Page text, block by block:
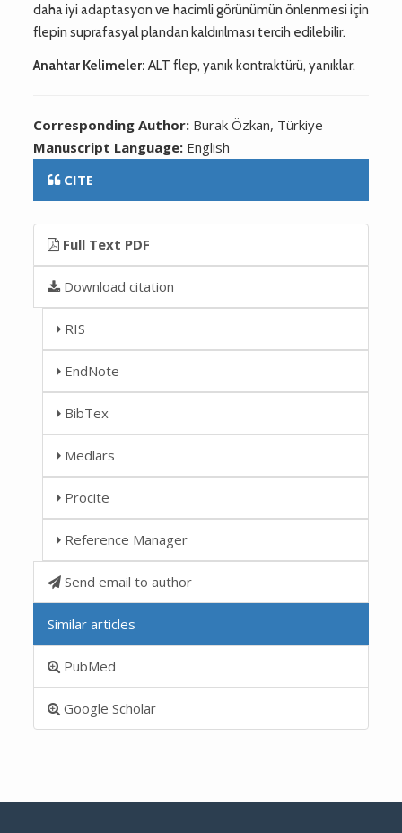
daha iyi adaptasyon ve hacimli görünümün önlenmesi için
flepin suprafasyal plandan kaldırılması tercih edilebilir.
Anahtar Kelimeler: ALT flep, yanık kontraktürü, yanıklar.
Corresponding Author: Burak Özkan, Türkiye
Manuscript Language: English
CITE
Full Text PDF
Download citation
RIS
EndNote
BibTex
Medlars
Procite
Reference Manager
Send email to author
Similar articles
PubMed
Google Scholar